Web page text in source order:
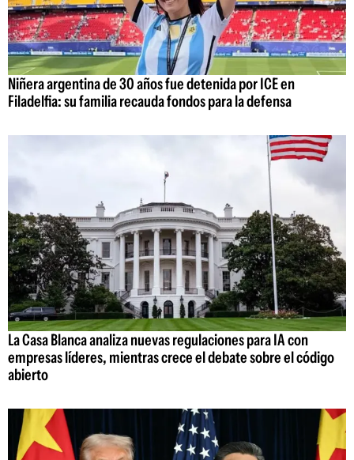
Niñera argentina de 30 años fue detenida por ICE en
Filadelfia: su familia recauda fondos para la defensa
La Casa Blanca analiza nuevas regulaciones para IA con
empresas líderes, mientras crece el debate sobre el código
abierto